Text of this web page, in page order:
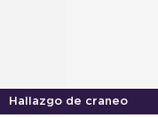
Hallazgo de craneo